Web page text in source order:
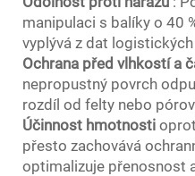
manipulaci s balíky o 40
vyplývá z dat
Ochrana před vlhkostí a
nepropustný povrch
rozdíl od felty nebo
Účinnost hmotnosti
přesto zachovává
optimalizuje přenosnost